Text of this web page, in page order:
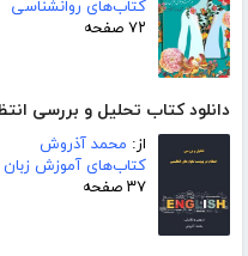
کتاب‌های روانشناسی
۷۲ صفحه
دانلود کتاب تحلیل و بررسی
از: محمد آذروش
کتاب‌های آموزش زبان
۳۷ صفحه